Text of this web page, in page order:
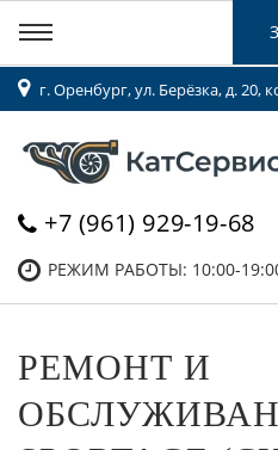
г. Оренбург, ул. Берёзка, д. 20,
+7 (961) 929-19-68
РЕЖИМ РАБОТЫ: 10:00-
РЕМОНТ И